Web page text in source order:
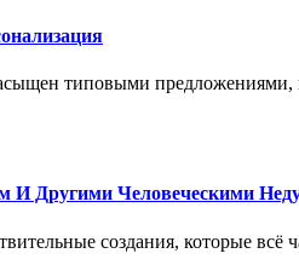
типовыми предложениями,
И Другими Человеческими
создания, которые всё